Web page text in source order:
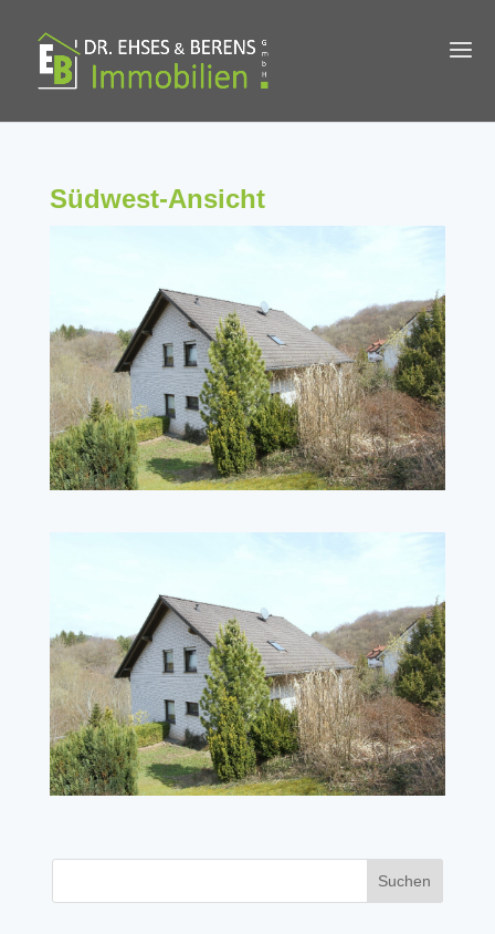
Südwest-Ansicht